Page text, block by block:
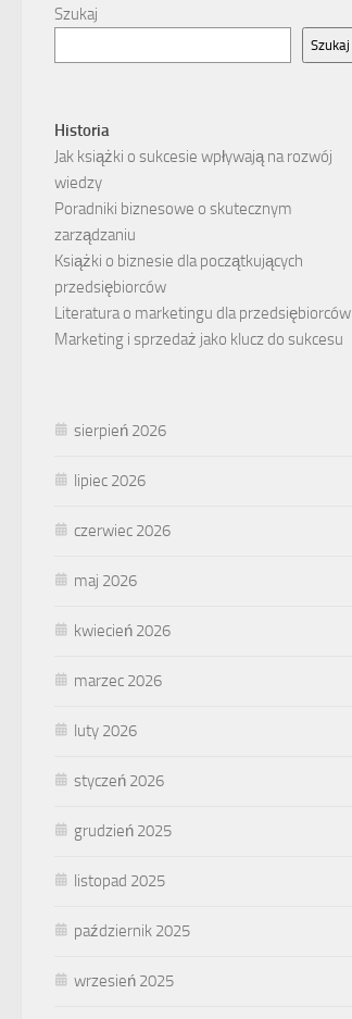
Szukaj
Szukaj
Historia
Jak książki o sukcesie wpływają na rozwój
wiedzy
Poradniki biznesowe o skutecznym
zarządzaniu
Książki o biznesie dla początkujących
przedsiębiorców
Literatura o marketingu dla przedsiębiorców
Marketing i sprzedaż jako klucz do sukcesu
sierpień 2026
lipiec 2026
czerwiec 2026
maj 2026
kwiecień 2026
marzec 2026
luty 2026
styczeń 2026
grudzień 2025
listopad 2025
październik 2025
wrzesień 2025